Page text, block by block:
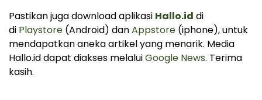
Pastikan juga download aplikasi Hallo.id di
di Playstore (Android) danAppstore (iphone), untuk
mendapatkan aneka artikel yang menarik. Media
Hallo.id dapat diakses melaluiGoogle News. Terima
kasih.